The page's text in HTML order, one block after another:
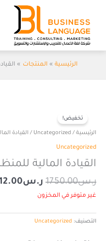
المحتوى
الرئيسية المنتجات
تخفيض!
الرئيسية /
Uncategorized / القيادة
Uncategorized
القيادة المالية
ر.س1750.00
هو:
ر.س
غير متوفر في المخزون
التصنيف: Uncategorized